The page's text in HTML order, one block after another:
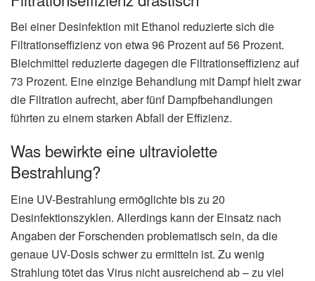
Bei einer Desinfektion mit Ethanol reduzierte sich die
Filtrationseffizienz von etwa 96 Prozent auf 56 Prozent.
Bleichmittel reduzierte dagegen die Filtrationseffizienz auf
73 Prozent. Eine einzige Behandlung mit Dampf hielt zwar
die Filtration aufrecht, aber fünf Dampfbehandlungen
führten zu einem starken Abfall der Effizienz.
Was bewirkte eine ultraviolette
Bestrahlung?
Eine UV-Bestrahlung ermöglichte bis zu 20
Desinfektionszyklen. Allerdings kann der Einsatz nach
Angaben der Forschenden problematisch sein, da die
genaue UV-Dosis schwer zu ermitteln ist. Zu wenig
Strahlung tötet das Virus nicht ausreichend ab – zu viel